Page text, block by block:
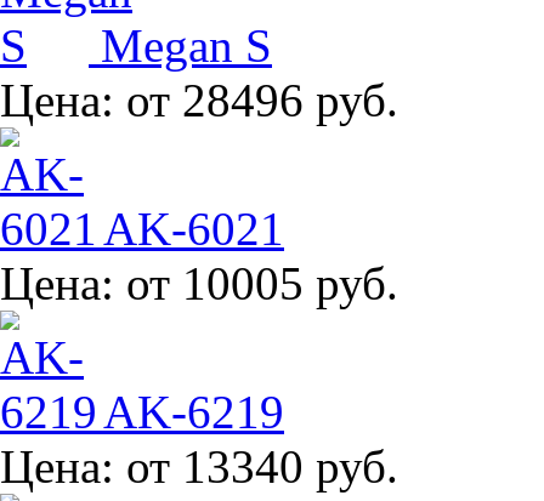
Megan S
Цена: от 28496 руб.
AK-6021
Цена: от 10005 руб.
AK-6219
Цена: от 13340 руб.